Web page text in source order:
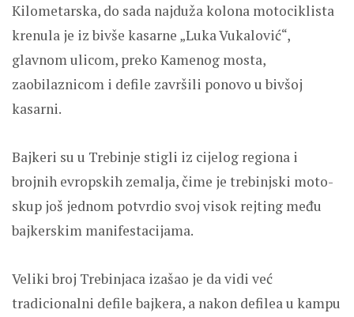
Kilometarska, do sada najduža kolona motociklista
krenula je iz bivše kasarne „Luka Vukalović“,
glavnom ulicom, preko Kamenog mosta,
zaobilaznicom i defile završili ponovo u bivšoj
kasarni.
Bajkeri su u Trebinje stigli iz cijelog regiona i
brojnih evropskih zemalja, čime je trebinjski moto-
skup još jednom potvrdio svoj visok rejting među
bajkerskim manifestacijama.
Veliki broj Trebinjaca izašao je da vidi već
tradicionalni defile bajkera, a nakon defilea u kampu